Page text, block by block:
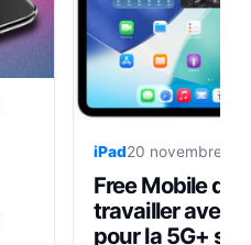
iPad20 novembre
Free Mobile dit
travailler avec
pour la 5G+ sur